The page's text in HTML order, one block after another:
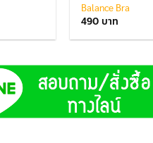
Balance Bra
490